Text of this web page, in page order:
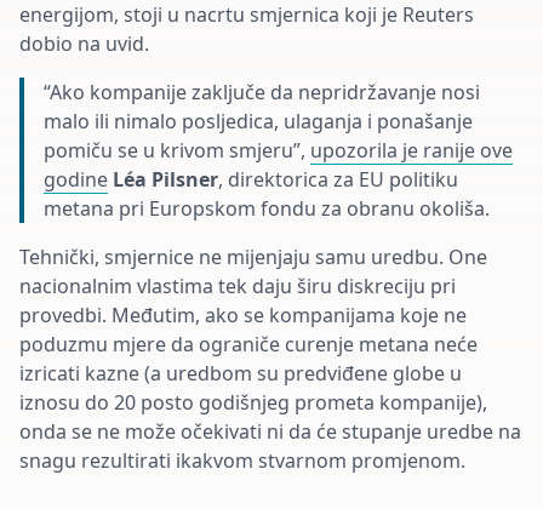
energijom, stoji u nacrtu smjernica koji je Reuters
dobio na uvid.
“Ako kompanije zaključe da nepridržavanje nosi
malo ili nimalo posljedica, ulaganja i ponašanje
pomiču se u krivom smjeru”, upozorila je ranije ove
godine Léa Pilsner, direktorica za EU politiku
metana pri Europskom fondu za obranu okoliša.
Tehnički, smjernice ne mijenjaju samu uredbu. One
nacionalnim vlastima tek daju širu diskreciju pri
provedbi. Međutim, ako se kompanijama koje ne
poduzmu mjere da ograniče curenje metana neće
izricati kazne (a uredbom su predviđene globe u
iznosu do 20 posto godišnjeg prometa kompanije),
onda se ne može očekivati ni da će stupanje uredbe na
snagu rezultirati ikakvom stvarnom promjenom.